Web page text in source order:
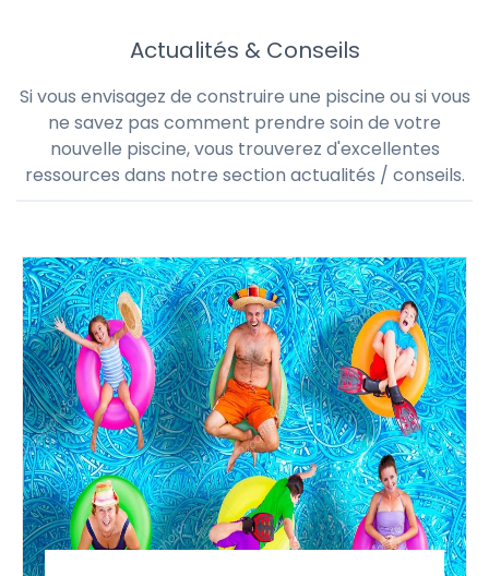
Actualités & Conseils
Si vous envisagez de construire une piscine ou si vous
ne savez pas comment prendre soin de votre
nouvelle piscine, vous trouverez d'excellentes
ressources dans notre section actualités / conseils.